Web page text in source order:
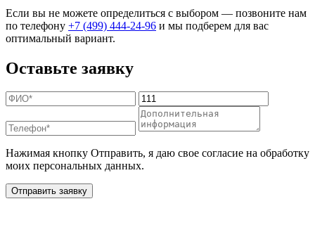
Если вы не можете определиться с выбором — позвоните нам
по телефону +7 (499) 444-24-96 и мы подберем для вас
оптимальный вариант.
Оставьте заявку
Нажимая кнопку Отправить, я даю свое согласие на обработку
моих персональных данных.
Отправить заявку